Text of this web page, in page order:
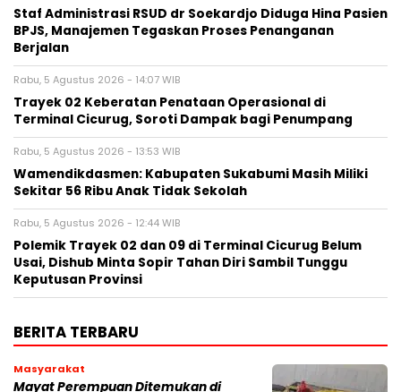
Staf Administrasi RSUD dr Soekardjo Diduga Hina Pasien
BPJS, Manajemen Tegaskan Proses Penanganan
Berjalan
Rabu, 5 Agustus 2026 - 14:07 WIB
‎Trayek 02 Keberatan Penataan Operasional di
Terminal Cicurug, Soroti Dampak bagi Penumpang
Rabu, 5 Agustus 2026 - 13:53 WIB
Wamendikdasmen: Kabupaten Sukabumi Masih Miliki
Sekitar 56 Ribu Anak Tidak Sekolah
Rabu, 5 Agustus 2026 - 12:44 WIB
Polemik Trayek 02 dan 09 di Terminal Cicurug Belum
Usai, Dishub Minta Sopir Tahan Diri Sambil Tunggu
Keputusan Provinsi
BERITA TERBARU
Masyarakat
‎Mayat Perempuan Ditemukan di